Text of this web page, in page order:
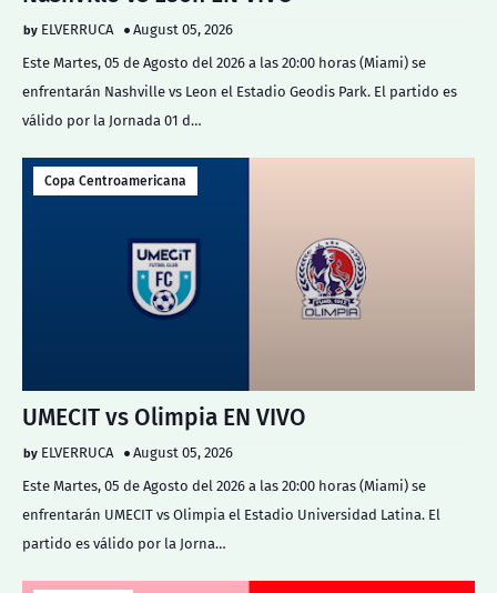
ELVERRUCA
August 05, 2026
Este Martes, 05 de Agosto del 2026 a las 20:00 horas (Miami) se
enfrentarán Nashville vs Leon el Estadio Geodis Park. El partido es
válido por la Jornada 01 d…
Copa Centroamericana
UMECIT vs Olimpia EN VIVO
ELVERRUCA
August 05, 2026
Este Martes, 05 de Agosto del 2026 a las 20:00 horas (Miami) se
enfrentarán UMECIT vs Olimpia el Estadio Universidad Latina. El
partido es válido por la Jorna…